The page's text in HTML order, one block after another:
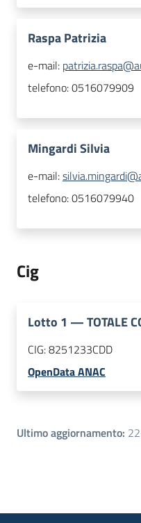
Raspa Patrizia
e-mail:
telefono:0516079909
Mingardi Silvia
e-mail:
telefono:0516079940
Cig
Lotto 1 —TOTALE
CIG:8251233CDD
OpenData ANAC
Ultimo aggiornamento: